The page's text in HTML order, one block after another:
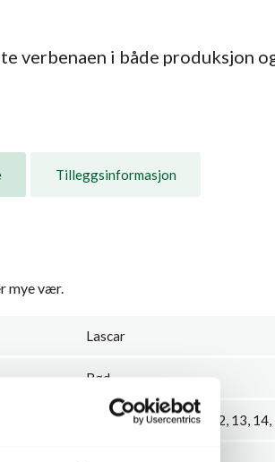
verbenaen i både produksjon
Tilleggsinformasjon
mye vær.
Lascar
Rød
2, 5, 6, 7, 8, 9, 10, 11, 12, 13,